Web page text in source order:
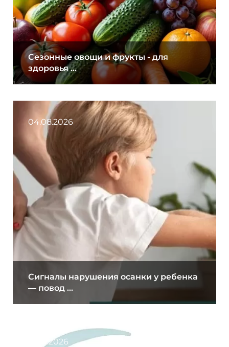
Сезонные овощи и фрукты - для
здоровья ...
04.08.2026
Сигналы нарушения осанки у ребенка
— повод ...
31.07.2026